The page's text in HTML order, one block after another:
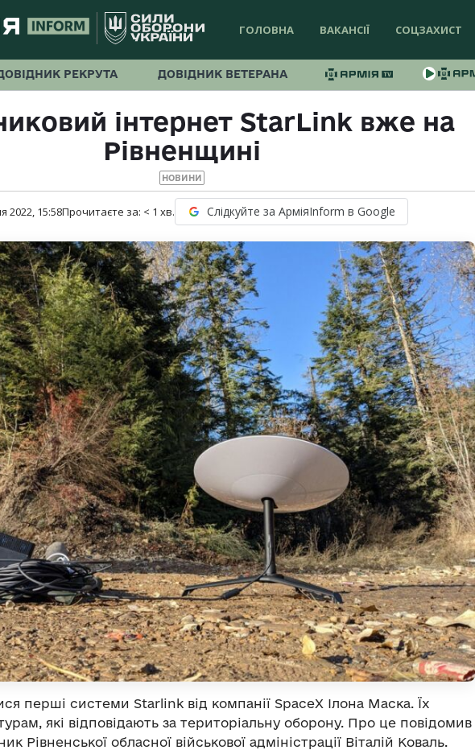
ГОЛОВНА ВАКАНСІЇ СОЦЗАХИСТ
РЕКРУТА ДОВІДНИК ВЕТЕРАНА
інтернет StarLink вже на
Рівненщині
НОВИНИ
2022, 15:58Прочитаєте за: < 1 хв. Слідкуйте за АрміяInform в Google
перші системи Starlink від компанії SpaceX Ілона Маска. Їх
які відповідають за територіальну оборону. Про це повідомив
Рівненської обласної військової адміністрації Віталій Коваль.